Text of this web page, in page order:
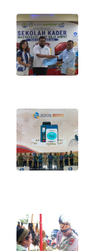
INFO
IKLAN
TENTANG
PEDOMAN
MEDIA
SIBER
KARIR